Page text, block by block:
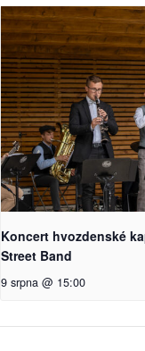
Koncert hvozdenské
Street Band
9 srpna @ 15:00